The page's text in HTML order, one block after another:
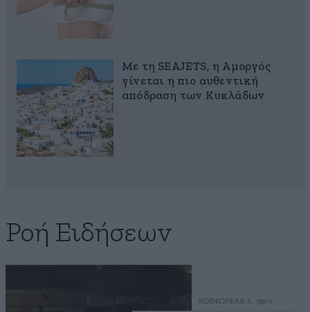
Με τη SEAJETS, η Αμοργός
γίνεται η πιο αυθεντική
απόδραση των Κυκλάδων
Ροή Ειδήσεων
ΚΟΙΝΩΝΙΑ6 λ. πριν